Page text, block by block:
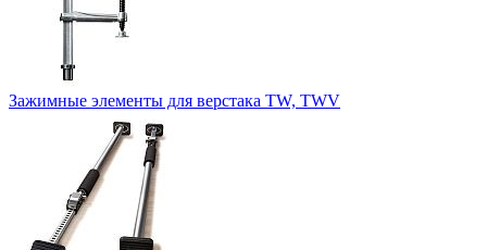
Зажимные элементы для верстака TW, TWV